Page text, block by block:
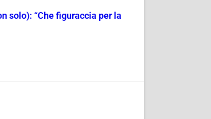
solo): “Che figuraccia per la